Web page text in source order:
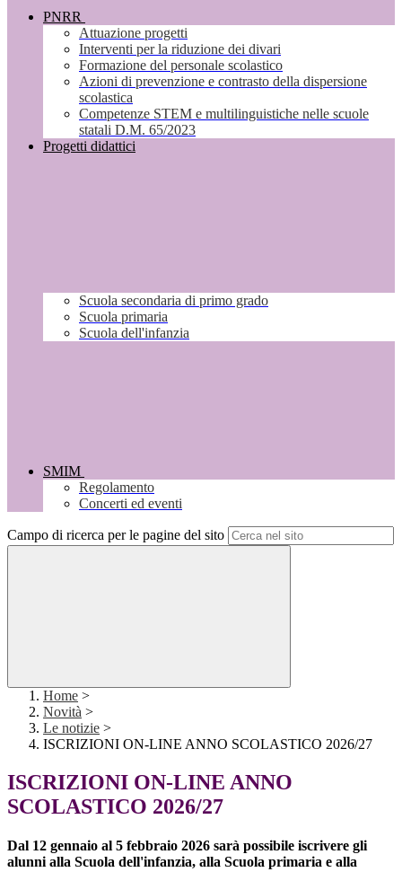
PNRR
Attuazione progetti
Interventi per la riduzione dei divari
Formazione del personale scolastico
Azioni di prevenzione e contrasto della dispersione
scolastica
Competenze STEM e multilinguistiche nelle scuole
statali D.M. 65/2023
Progetti didattici
Scuola secondaria di primo grado
Scuola primaria
Scuola dell'infanzia
SMIM
Regolamento
Concerti ed eventi
Campo di ricerca per le pagine del sito
Home >
Novità >
Le notizie >
ISCRIZIONI ON-LINE ANNO SCOLASTICO 2026/27
ISCRIZIONI ON-LINE ANNO
SCOLASTICO 2026/27
Dal 12 gennaio al 5 febbraio 2026 sarà possibile iscrivere gli
alunni alla Scuola dell'infanzia, alla Scuola primaria e alla